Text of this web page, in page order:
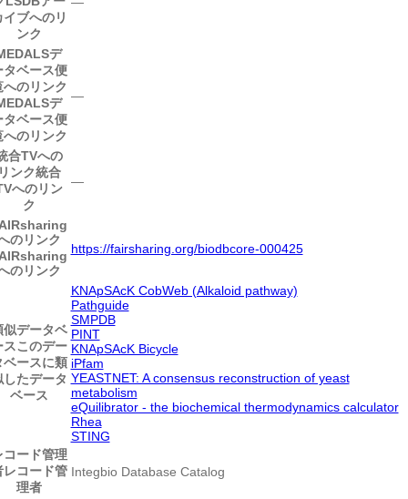
イブへのリ
ンク
デ
タベース便
へのリンク
デ
タベース便
へのリンク
―
合TVへの
ンク統合
へのリン
ク
―
のリンク
のリンク
https://fairsharing.org/biodbcore-000425
似データベ
スこのデー
ベースに類
したデータ
ベース
KNApSAcK CobWeb (Alkaloid pathway)
Pathguide
SMPDB
PINT
KNApSAcK Bicycle
iPfam
YEASTNET: A consensus reconstruction of yeast
metabolism
eQuilibrator - the biochemical thermodynamics calculator
Rhea
STING
コード管理
レコード管
理者
Integbio Database Catalog